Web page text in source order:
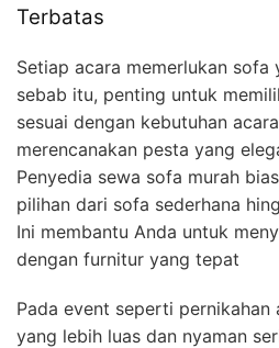
Terbatas
Setiap acara memerlukan sofa
sebab itu, penting untuk
sesuai dengan kebutuhan
merencanakan pesta yang
Penyedia sewa sofa murah
pilihan dari sofa sederhana
Ini membantu Anda untuk
dengan furnitur yang tepat
Pada event seperti pernikahan
yang lebih luas dan nyaman